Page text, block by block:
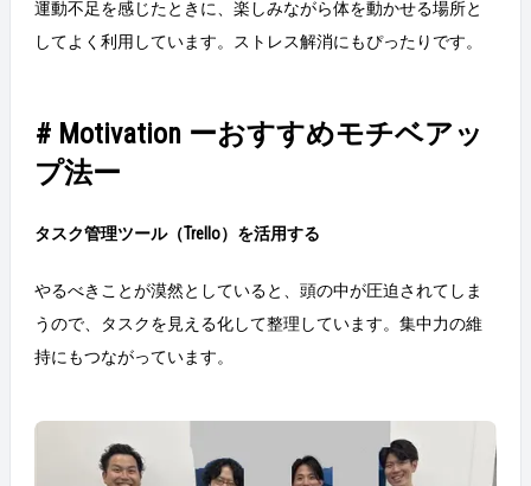
運動不足を感じたときに、楽しみながら体を動かせる場所と
してよく利用しています。ストレス解消にもぴったりです。
# Motivation ーおすすめモチベアッ
プ法ー
タスク管理ツール（Trello）を活用する
やるべきことが漠然としていると、頭の中が圧迫されてしま
うので、タスクを見える化して整理しています。集中力の維
持にもつながっています。